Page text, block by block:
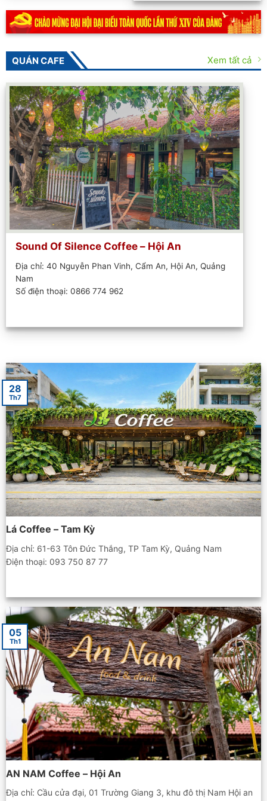
QUÁN CAFE Xem tất cả
Sound Of Silence Coffee – Hội An
Địa chỉ: 40 Nguyễn Phan Vinh, Cẩm An, Hội An, Quảng
Nam
Số điện thoại: 0866 774 962
Lá Coffee – Tam Kỳ
Địa chỉ: 61-63 Tôn Đức Thắng, TP Tam Kỳ, Quảng Nam
Điện thoại: 093 750 87 77
28
Th7
AN NAM Coffee – Hội An
Địa chỉ: Cầu cửa đại, 01 Trường Giang 3, khu đô thị Nam Hội an
05
Th1